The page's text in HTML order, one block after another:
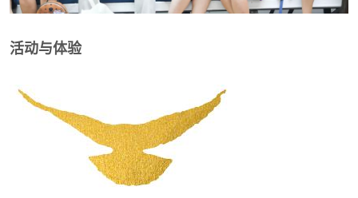
活动与体验